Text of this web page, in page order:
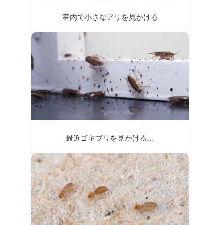
室内で小さなアリを見かける
最近ゴキブリを見かける…